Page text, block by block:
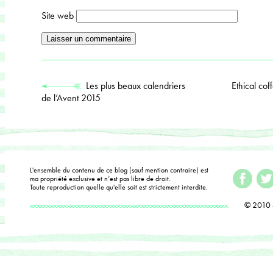
Site web
Les plus beaux calendriers
de l’Avent 2015
Ethical
L'ensemble du contenu de ce blog (sauf mention contraire) est
ma propriété exclusive et n’est pas libre de droit.
Toute reproduction quelle qu'elle soit est strictement interdite.
© 2010